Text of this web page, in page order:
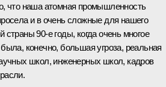
что наша атомная промышленность
и в очень сложные для нашего
90‑е годы, когда очень многое
конечно, большая угроза, реальная
школ, инженерных школ, кадров